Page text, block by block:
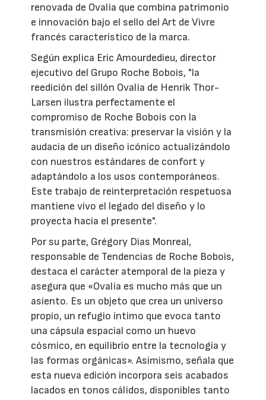
renovada de Ovalia que combina patrimonio
e innovación bajo el sello del Art de Vivre
francés característico de la marca.
Según explica Eric Amourdedieu, director
ejecutivo del Grupo Roche Bobois, "la
reedición del sillón Ovalia de Henrik Thor-
Larsen ilustra perfectamente el
compromiso de Roche Bobois con la
transmisión creativa: preservar la visión y la
audacia de un diseño icónico actualizándolo
con nuestros estándares de confort y
adaptándolo a los usos contemporáneos.
Este trabajo de reinterpretación respetuosa
mantiene vivo el legado del diseño y lo
proyecta hacia el presente".
Por su parte, Grégory Dias Monreal,
responsable de Tendencias de Roche Bobois,
destaca el carácter atemporal de la pieza y
asegura que «Ovalia es mucho más que un
asiento. Es un objeto que crea un universo
propio, un refugio íntimo que evoca tanto
una cápsula espacial como un huevo
cósmico, en equilibrio entre la tecnología y
las formas orgánicas». Asimismo, señala que
esta nueva edición incorpora seis acabados
lacados en tonos cálidos, disponibles tanto